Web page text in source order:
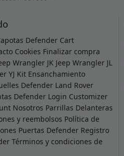
Defender Cart
Cookies Finalizar compra
Wrangler JK Jeep Wrangler JL
YJ Kit Ensanchamiento
Defender Land Rover
Defender Login Customizer
Nosotros Parrillas Delanteras
y reembolsos Política de
Puertas Defender Registro
Términos y condiciones de